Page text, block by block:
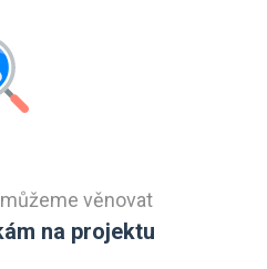
věnovat
na projektu